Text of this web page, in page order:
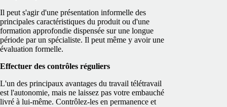
Il peut s'agir d'une présentation informelle des
principales caractéristiques du produit ou d'une
formation approfondie dispensée sur une longue
période par un spécialiste. Il peut même y avoir une
évaluation formelle.
Effectuer des contrôles réguliers
L'un des principaux avantages du travail télétravail
est l'autonomie, mais ne laissez pas votre embauché
livré à lui-même. Contrôlez-les en permanence et